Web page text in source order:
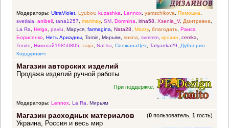
Модераторы: UltraViolet, Lyubov, kuzashka, Lennox, yamschikova, Пимошка,
svetlaia, anibell, tana1257, marimay, SM, Domnina, irina58, Xsenia_V, Дмитревна,
La Ra, Helga, pavlu, Маруся, farmagina, Nata28, Mazzy, благодать, Раиса
Борисенко, Нить Ариадны, Tomin, Мирьям, sosna, svmmm, крохин, cemka,
Tonito, Николай19850805, zaya, Nat-ka, СнежанаЦех, Tatyanka29, Дублерин
Кордурович
Магазин авторских изделий
Продажа изделий ручной работы
При поддержке:
Модераторы: Lennox, La Ra, Мирьям
Магазин расходных материалов (0 пользователь,1 гость)
Украина, Россия и весь мир